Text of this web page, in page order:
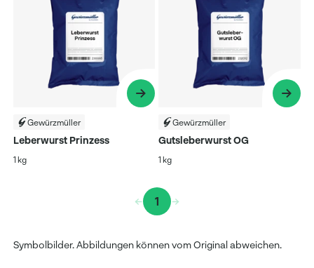
Gewürzmüller
Leberwurst Prinzess
1 kg
Gewürzmüller
Gutsleberwurst OG
1 kg
1
Symbolbilder. Abbildungen können vom Original abweichen.